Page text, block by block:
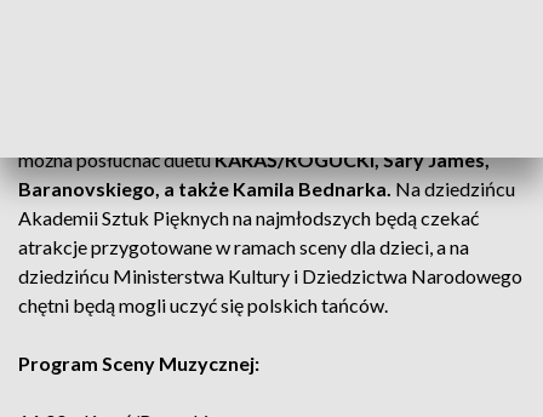
można posłuchać duetuKARAŚ/ROGUCKI, Sary James,
Baranovskiego, a także Kamila Bednarka.Na dziedzińcu
Akademii Sztuk Pięknych na najmłodszych będą czekać
atrakcje przygotowane w ramach sceny dla dzieci, a na
dziedzińcu Ministerstwa Kultury i Dziedzictwa Narodowego
chętni będą mogli uczyć się polskich tańców.
Program Sceny Muzycznej: